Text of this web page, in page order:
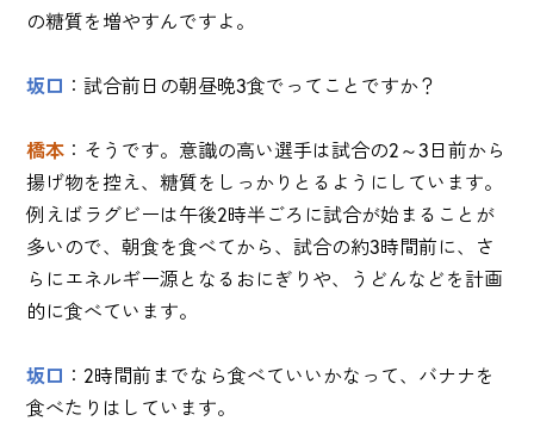
の糖質を増やすんですよ。
坂口 ：試合前日の朝昼晩3食でってことですか？
橋本 ：そうです。意識の高い選手は試合の2～3日前から
揚げ物を控え、糖質をしっかりとるようにしています。
例えばラグビーは午後2時半ごろに試合が始まることが
多いので、朝食を食べてから、試合の約3時間前に、さ
らにエネルギー源となるおにぎりや、うどんなどを計画
的に食べています。
坂口 ：2時間前までなら食べていいかなって、バナナを
食べたりはしています。